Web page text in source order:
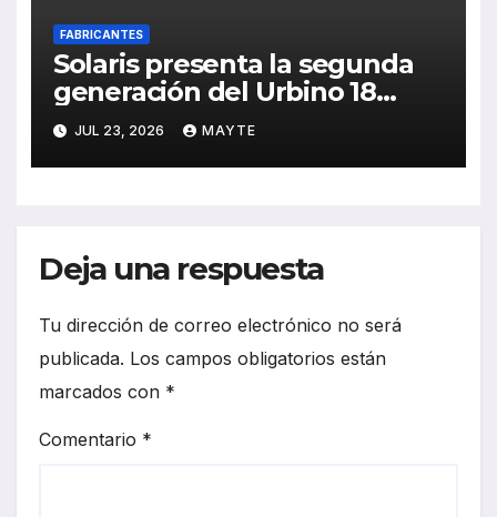
FABRICANTES
Solaris presenta la segunda
generación del Urbino 18
Hydrogen ante el jurado de
los SBY 2027
JUL 23, 2026 MAYTE
Deja una respuesta
Tu dirección de correo electrónico no será
publicada. Los campos obligatorios están
marcados con *
Comentario *